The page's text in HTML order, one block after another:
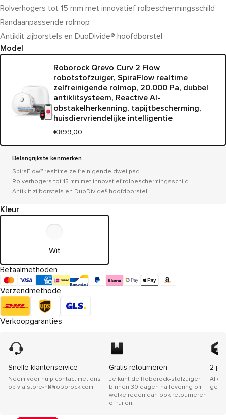
Rolverhogers tot 15 mm met innovatief rolbeschermingsschild
Randaanpassende rolmop
Antiklit zijborstels en DuoDivide® hoofdborstel
Model
Roborock Qrevo Curv 2 Flow
robotstofzuiger, SpiraFlow realtime
zelfreinigende rolmop, 20.000 Pa, dubbel
antiklitsysteem, Reactive AI-
obstakelherkenning, tapijtbescherming,
huisdiervriendelijke intelligentie
Huidige prijs:
€899,00
Belangrijkste kenmerken
SpiraFlow™ realtime zelfreinigende dweilpad
Rolverhogers tot 15 mm met innovatief rolbeschermingsschild
Antiklit zijborstels en DuoDivide® hoofdborstel
Kleur
Wit
Betaalmethoden
Verzendmethode
Verkoopgaranties
Snelle klantenservice
Neem voor hulp contact met ons
op via store-nl@roborock.com
Gratis retourneren
Je kunt de Roborock-stofzuiger
binnen 30 dagen na levering om
welke reden dan ook retourneren
of ruilen.
2
Alle